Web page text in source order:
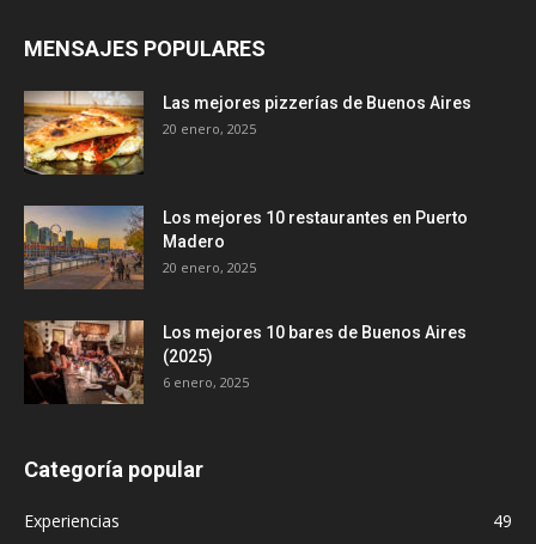
MENSAJES POPULARES
Las mejores pizzerías de Buenos Aires
20 enero, 2025
Los mejores 10 restaurantes en Puerto
Madero
20 enero, 2025
Los mejores 10 bares de Buenos Aires
(2025)
6 enero, 2025
Categoría popular
Experiencias
49